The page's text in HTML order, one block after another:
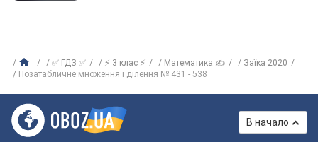
✅ ГДЗ ✅ ⚡ 3 клас ⚡ Математика ✍
Заїка 2020
Позатабличне множення і ділення № 431 - 538
В начало